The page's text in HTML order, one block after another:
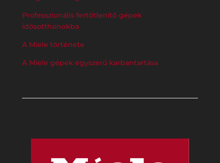
Professzionális fertőtlenítő gépek
idősotthonokba
A Miele története
A Miele gépek egyszerű karbantartása